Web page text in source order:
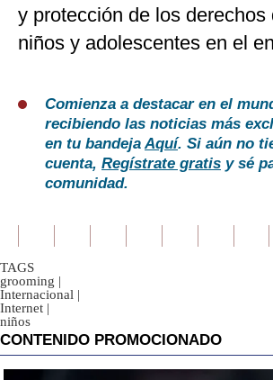
y protección de los derechos
niños y adolescentes en el
Comienza a destacar en el
recibiendo las noticias más
en tu bandejaAquí. Si aún no
cuenta, Regístrate gratis y sé
comunidad.
TAGS
grooming |
Internacional |
Internet |
niños